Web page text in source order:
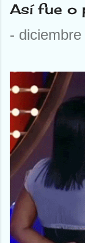
Así fue o
-